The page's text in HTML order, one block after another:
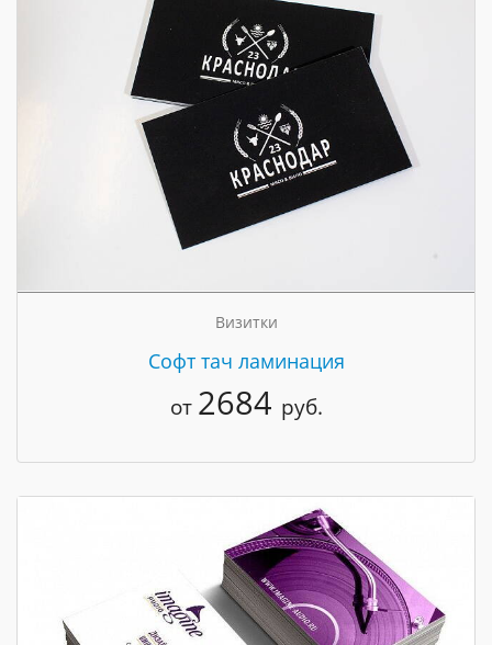
Визитки
Cофт тач ламинация
от 2684 руб.